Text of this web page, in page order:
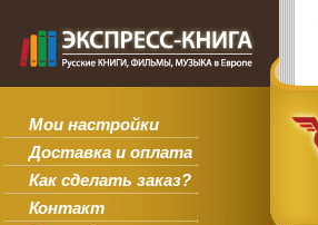
Мои настройки
Доставка и оплата
Как сделать заказ?
Контакт